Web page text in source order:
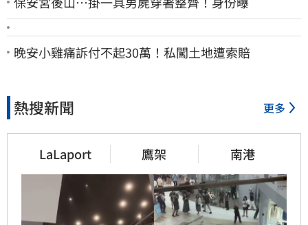
晚安小雞痛訴付不起30萬！私闖土地遭索賠
熱搜新聞 更多
LaLaport 鷹架 南港